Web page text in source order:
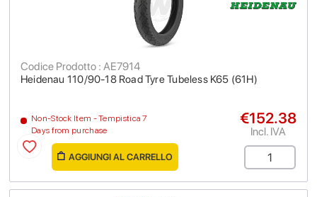
Heidenau 110/90-18 Road Tyre Tubeless K65 (61H)
Codice Prodotto : AE7914
Non-Stock Item - Tempistica 7
Days from purchase
€152.38
Incl. IVA
AGGIUNGI AL CARRELLO